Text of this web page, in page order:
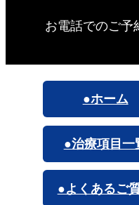
お電話でのご予
●ホーム
●治療項目一
●よくあるご